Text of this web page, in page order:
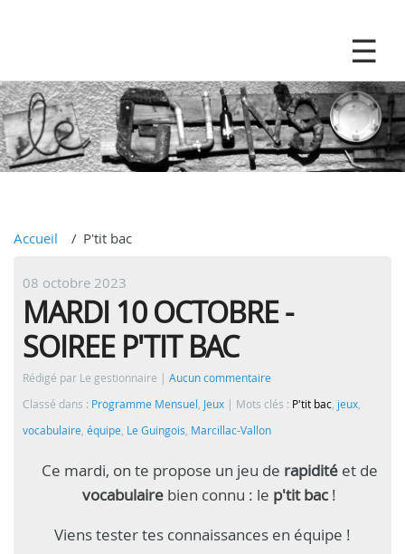
Accueil P'tit bac
08 octobre 2023
MARDI 10 OCTOBRE -
SOIREE P'TIT BAC
Rédigé par Le gestionnaire
Aucun commentaire
Classé dans : Programme Mensuel , Jeux Mots clés : P'tit bac, jeux,
vocabulaire, équipe, Le Guingois, Marcillac-Vallon
Ce mardi, on te propose un jeu de rapidité et de
vocabulaire bien connu : le p'tit bac !
Viens tester tes connaissances en équipe !